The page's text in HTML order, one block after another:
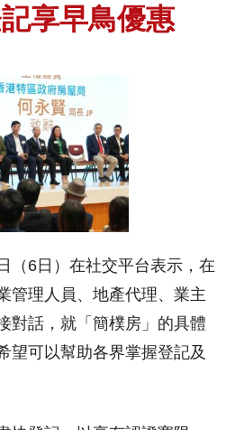
享早鳥優惠
（6日）在社交平台表示，在
管理人員、地產代理、業主
對話，就「簡樸房」的具體
望可以幫助各界掌握登記及